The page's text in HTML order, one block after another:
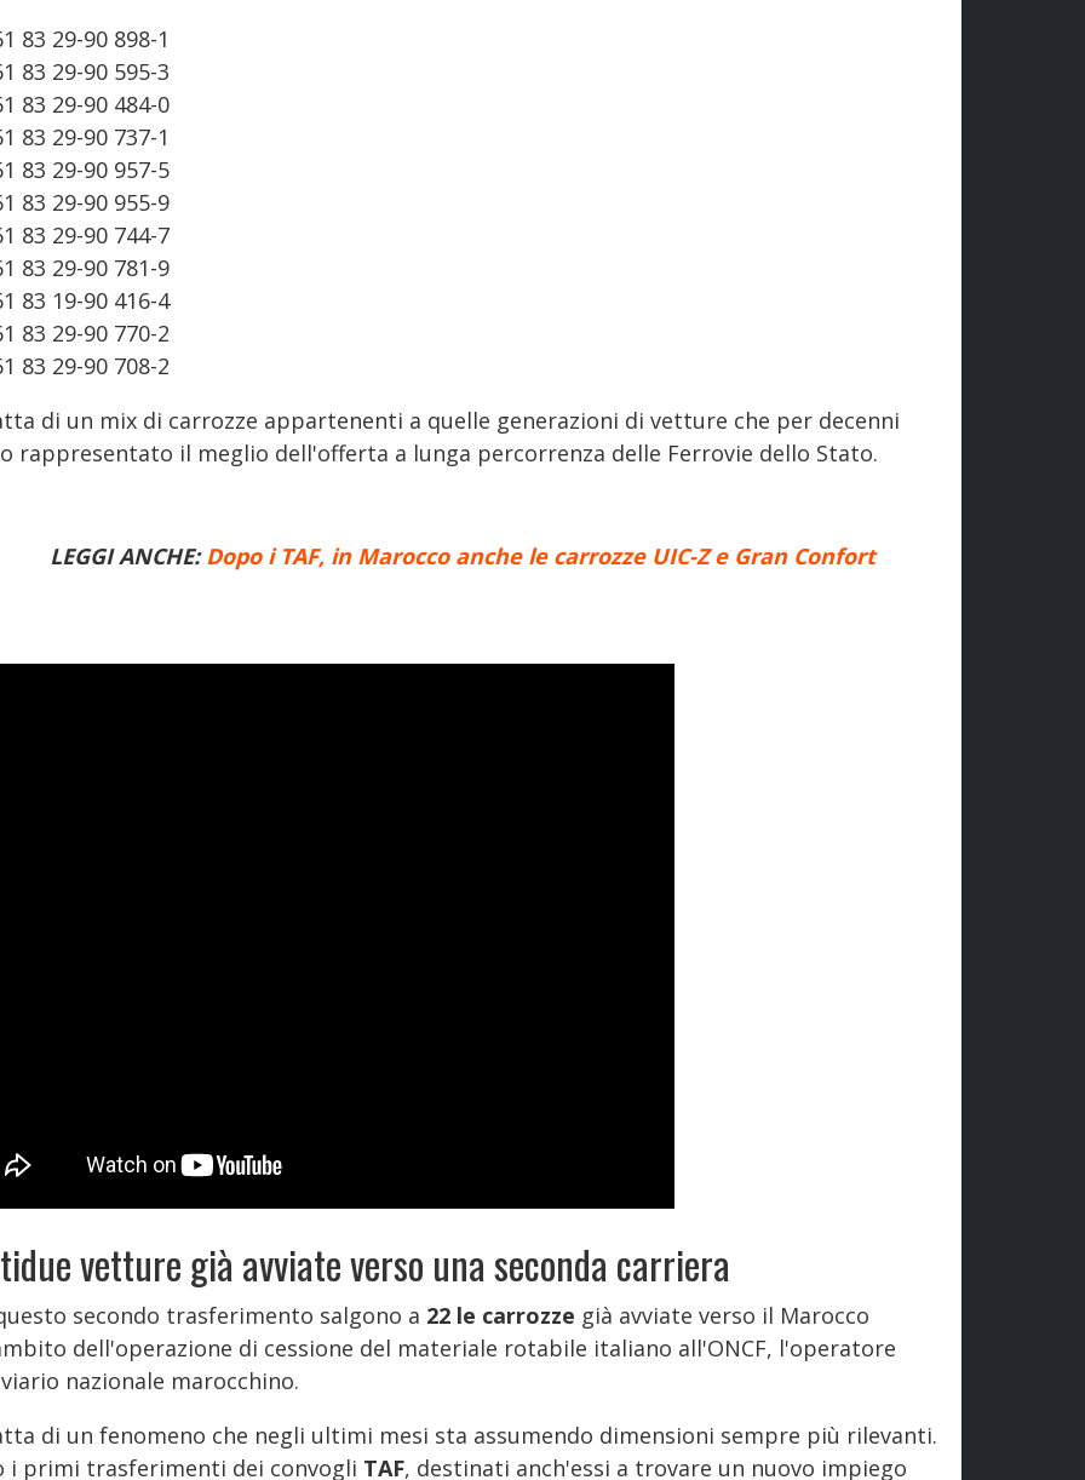
83 29-90 898-1
83 29-90 595-3
83 29-90 484-0
83 29-90 737-1
83 29-90 957-5
83 29-90 955-9
83 29-90 744-7
83 29-90 781-9
83 19-90 416-4
83 29-90 770-2
83 29-90 708-2
di un mix di carrozze appartenenti a quelle generazioni di vetture che per decenni
rappresentato il meglio dell'offerta a lunga percorrenza delle Ferrovie dello Stato.
LEGGI ANCHE: Dopo i TAF, in Marocco anche le carrozze UIC-Z e Gran Confort
vetture già avviate verso una seconda carriera
secondo trasferimento salgono a 22 le carrozze già avviate verso il Marocco
dell'operazione di cessione del materiale rotabile italiano all'ONCF, l'operatore
nazionale marocchino.
di un fenomeno che negli ultimi mesi sta assumendo dimensioni sempre più rilevanti.
i primi trasferimenti dei convogli TAF, destinati anch'essi a trovare un nuovo impiego